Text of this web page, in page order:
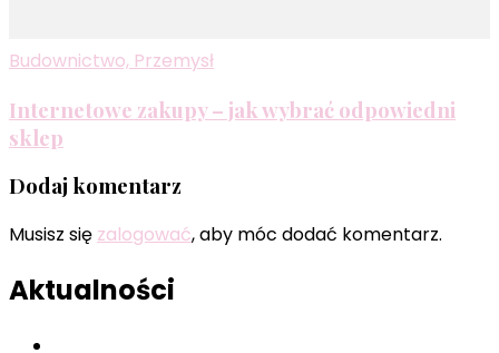
Budownictwo, Przemysł
Internetowe zakupy – jak wybrać odpowiedni
sklep
Dodaj komentarz
Musisz się zalogować, aby móc dodać komentarz.
Aktualności